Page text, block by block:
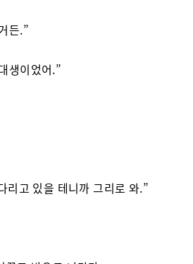
든.”
생이었어.”
리고 있을 테니까 그리로 와.”